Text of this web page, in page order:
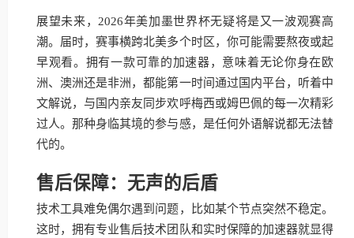
展望未来，2026年美加墨世界杯无疑将是又一波观赛高
潮。届时，赛事横跨北美多个时区，你可能需要熬夜或起
早观看。拥有一款可靠的加速器，意味着无论你身在欧
洲、澳洲还是非洲，都能第一时间通过国内平台，听着中
文解说，与国内亲友同步欢呼梅西或姆巴佩的每一次精彩
过人。那种身临其境的参与感，是任何外语解说都无法替
代的。
售后保障：无声的后盾
技术工具难免偶尔遇到问题，比如某个节点突然不稳定。
这时，拥有专业售后技术团队和实时保障的加速器就显得